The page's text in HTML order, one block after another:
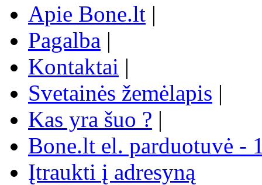
Apie Bone.lt |
Pagalba |
Kontaktai |
Svetainės žemėlapis |
Kas yra šuo ? |
Bone.lt el. parduotuvė -
Įtraukti į adresyną